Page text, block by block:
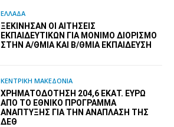
ΕΛΛΑΔΑ
ΞΕΚΊΝΗΣΑΝ ΟΙ ΑΙΤΉΣΕΙΣ
ΕΚΠΑΙΔΕΥΤΙΚΏΝ ΓΙΑ ΜΌΝΙΜΟ ΔΙΟΡΙΣΜΌ
ΣΤΗΝ Α/ΘΜΙΑ ΚΑΙ Β/ΘΜΙΑ ΕΚΠΑΊΔΕΥΣΗ
ΚΕΝΤΡΙΚΗ ΜΑΚΕΔΟΝΙΑ
ΧΡΗΜΑΤΟΔΌΤΗΣΗ 204,6 ΕΚΑΤ. ΕΥΡΏ
ΑΠΌ ΤΟ ΕΘΝΙΚΌ ΠΡΌΓΡΑΜΜΑ
ΑΝΆΠΤΥΞΗΣ ΓΙΑ ΤΗΝ ΑΝΆΠΛΑΣΗ ΤΗΣ
ΔΕΘ